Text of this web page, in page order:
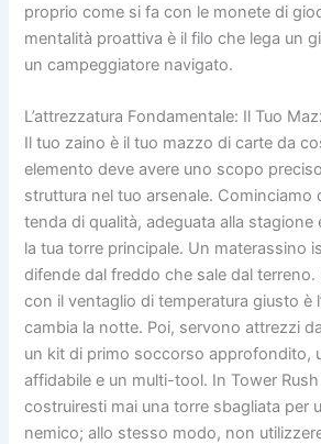
proprio come si fa con le monete di
mentalità proattiva è il filo che lega un
un campeggiatore navigato.
L’attrezzatura Fondamentale: Il Tuo
Il tuo zaino è il tuo mazzo di carte da
elemento deve avere uno scopo
struttura nel tuo arsenale. Cominciamo
tenda di qualità, adeguata alla stagione
la tua torre principale. Un materassino
difende dal freddo che sale dal
con il ventaglio di temperatura giusto è
cambia la notte. Poi, servono attrezzi
un kit di primo soccorso approfondito,
affidabile e un multi-tool. In Tower
costruiresti mai una torre sbagliata per
nemico; allo stesso modo, non